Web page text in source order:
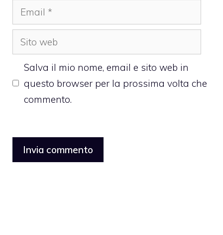
Email
Sito
web
Salva il mio nome, email e sito web in
questo browser per la prossima volta che
commento.